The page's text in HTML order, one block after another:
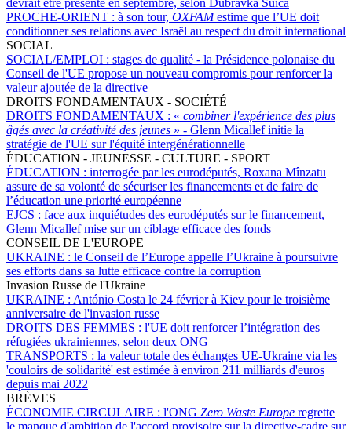
PROCHE-ORIENT : à son tour, OXFAMestime que l’UE doit
conditionner ses relations avec Israël au respect du droit international
SOCIAL
SOCIAL/EMPLOI : stages de qualité - la Présidence polonaise du
Conseil de l'UE propose un nouveau compromis pour renforcer la
valeur ajoutée de la directive
DROITS FONDAMENTAUX - SOCIÉTÉ
DROITS FONDAMENTAUX : « combiner l'expérience des plus
âgés avec la créativité des jeunes » - Glenn Micallef initie la
stratégie de l'UE sur l'équité intergénérationnelle
ÉDUCATION - JEUNESSE - CULTURE - SPORT
ÉDUCATION : interrogée par les eurodéputés, Roxana Mînzatu
assure de sa volonté de sécuriser les financements et de faire de
l’éducation une priorité européenne
EJCS : face aux inquiétudes des eurodéputés sur le financement,
Glenn Micallef mise sur un ciblage efficace des fonds
CONSEIL DE L'EUROPE
UKRAINE : le Conseil de l’Europe appelle l’Ukraine à poursuivre
ses efforts dans sa lutte efficace contre la corruption
Invasion Russe de l'Ukraine
UKRAINE : António Costa le 24 février à Kiev pour le troisième
anniversaire de l'invasion russe
DROITS DES FEMMES : l'UE doit renforcer l’intégration des
réfugiées ukrainiennes, selon deux ONG
TRANSPORTS : la valeur totale des échanges UE-Ukraine via les
'couloirs de solidarité' est estimée à environ 211 milliards d'euros
depuis mai 2022
BRÈVES
ÉCONOMIE CIRCULAIRE : l'ONG Zero Waste Europe regrette
le manque d'ambition de l'accord provisoire sur la directive-cadre sur